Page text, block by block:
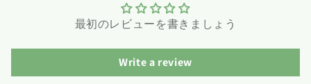
最初のレビューを書きましょう
Write a review